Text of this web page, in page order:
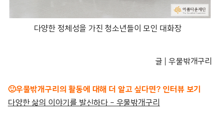
다양한 정체성을 가진 청소년들이 모인 대화장
글 | 우물밖개구리
🙂우물밖개구리의 활동에 대해 더 알고 싶다면? 인터뷰 보기
다양한 삶의 이야기를 발신하다 – 우물밖개구리